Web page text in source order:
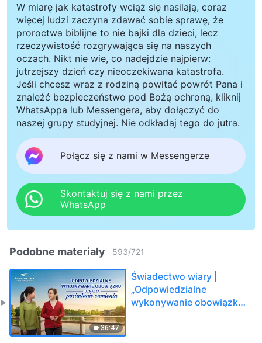
W miarę jak katastrofy wciąż się nasilają, coraz
więcej ludzi zaczyna zdawać sobie sprawę, że
proroctwa biblijne to nie bajki dla dzieci, lecz
rzeczywistość rozgrywająca się na naszych
oczach. Nikt nie wie, co nadejdzie najpierw:
jutrzejszy dzień czy nieoczekiwana katastrofa.
Jeśli chcesz wraz z rodziną powitać powrót Pana i
znaleźć bezpieczeństwo pod Bożą ochroną, kliknij
WhatsAppa lub Messengera, aby dołączyć do
naszej grupy studyjnej. Nie odkładaj tego do jutra.
Połącz się z nami w Messengerze
Skontaktuj się z nami przez
WhatsApp
Podobne materiały 593/721
36:47
Świadectwo wiary |
„Odpowiedzialne
wykonywanie obowiązku